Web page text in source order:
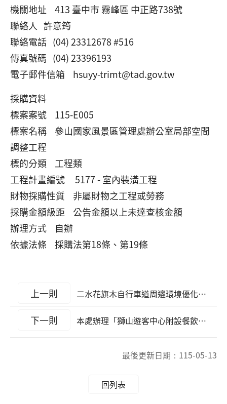
機關地址 413 臺中市 霧峰區 中正路738號
聯絡人 許意筠
聯絡電話 (04) 23312678 #516
傳真號碼 (04) 23396193
電子郵件信箱 hsuyy-trimt@tad.gov.tw
採購資料
標案案號 115-E005
標案名稱 參山國家風景區管理處辦公室局部空間
調整工程
標的分類 工程類
工程計畫編號 5177 - 室內裝潢工程
財物採購性質 非屬財物之工程或勞務
採購金額級距 公告金額以上未達查核金額
辦理方式 自辦
依據法條 採購法第18條、第19條
上一則 二水花旗木自行車道周邊環境優化工程
下一則 本處辦理「獅山遊客中心附設餐飲賣店（歇心茶樓）出租案」案，歡迎符合資格者下載標租文件投標
最後更新日期： 115-05-13
回列表